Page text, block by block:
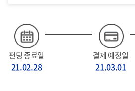
펀딩 종료일
21.02.28
결제 예정일
21.03.01